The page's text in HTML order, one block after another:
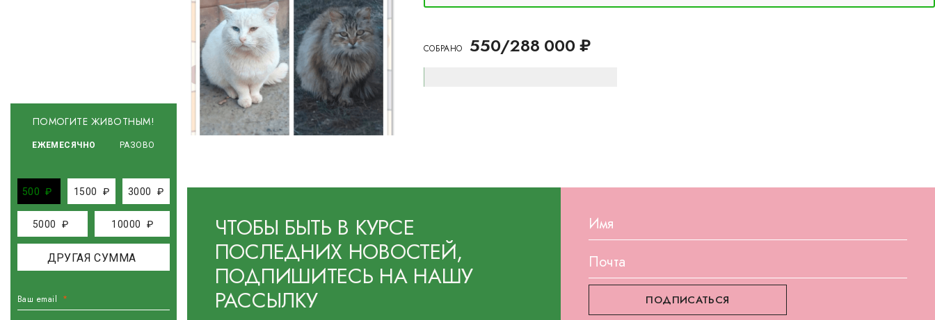
ПОМОГИТЕ ЖИВОТНЫМ!
ЕЖЕМЕСЯЧНО РАЗОВО
500 ₽ 1500 ₽ 3000 ₽
5000 ₽ 10000 ₽
Ваш email
CОБРАНО 550/288 000 ₽
ЧТОБЫ БЫТЬ В КУРСЕ
ПОСЛЕДНИХ НОВОСТЕЙ,
ПОДПИШИТЕСЬ НА НАШУ
РАССЫЛКУ